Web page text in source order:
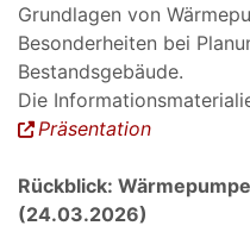
Grundlagen von
Besonderheiten bei
Bestandsgebäude.
Die
Präsentation
Rückblick:
(24.03.2026)